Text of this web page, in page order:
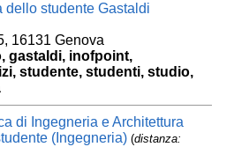
dello studente Gastaldi
16131 Genova
gastaldi, inofpoint,
studente, studenti, studio,
di Ingegneria e Architettura
(Ingegneria) (distanza: